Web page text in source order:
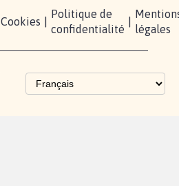
Cookies
Politique de
confidentialité
légales